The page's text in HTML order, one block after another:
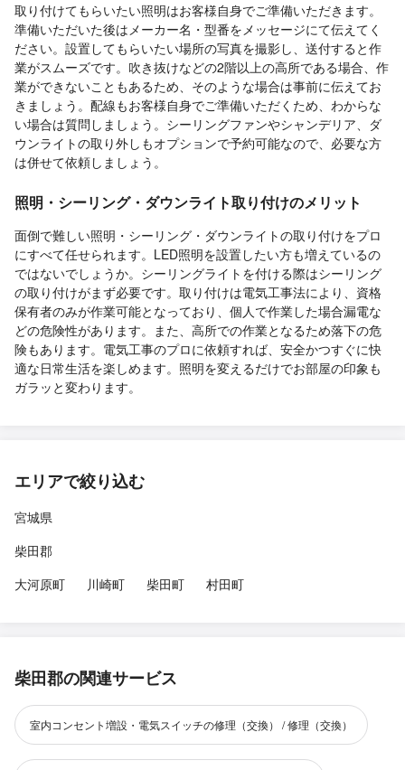
取り付けてもらいたい照明はお客様自身でご準備いただきます。
準備いただいた後はメーカー名・型番をメッセージにて伝えてく
ださい。設置してもらいたい場所の写真を撮影し、送付すると作
業がスムーズです。吹き抜けなどの2階以上の高所である場合、作
業ができないこともあるため、そのような場合は事前に伝えてお
きましょう。配線もお客様自身でご準備いただくため、わからな
い場合は質問しましょう。シーリングファンやシャンデリア、ダ
ウンライトの取り外しもオプションで予約可能なので、必要な方
は併せて依頼しましょう。
照明・シーリング・ダウンライト取り付けのメリット
面倒で難しい照明・シーリング・ダウンライトの取り付けをプロ
にすべて任せられます。LED照明を設置したい方も増えているの
ではないでしょうか。シーリングライトを付ける際はシーリング
の取り付けがまず必要です。取り付けは電気工事法により、資格
保有者のみが作業可能となっており、個人で作業した場合漏電な
どの危険性があります。また、高所での作業となるため落下の危
険もあります。電気工事のプロに依頼すれば、安全かつすぐに快
適な日常生活を楽しめます。照明を変えるだけでお部屋の印象も
ガラッと変わります。
エリアで絞り込む
宮城県
柴田郡
大河原町
川崎町 柴田町 村田町
柴田郡の関連サービス
室内コンセント増設・電気スイッチの修理（交換） / 修理（交換）